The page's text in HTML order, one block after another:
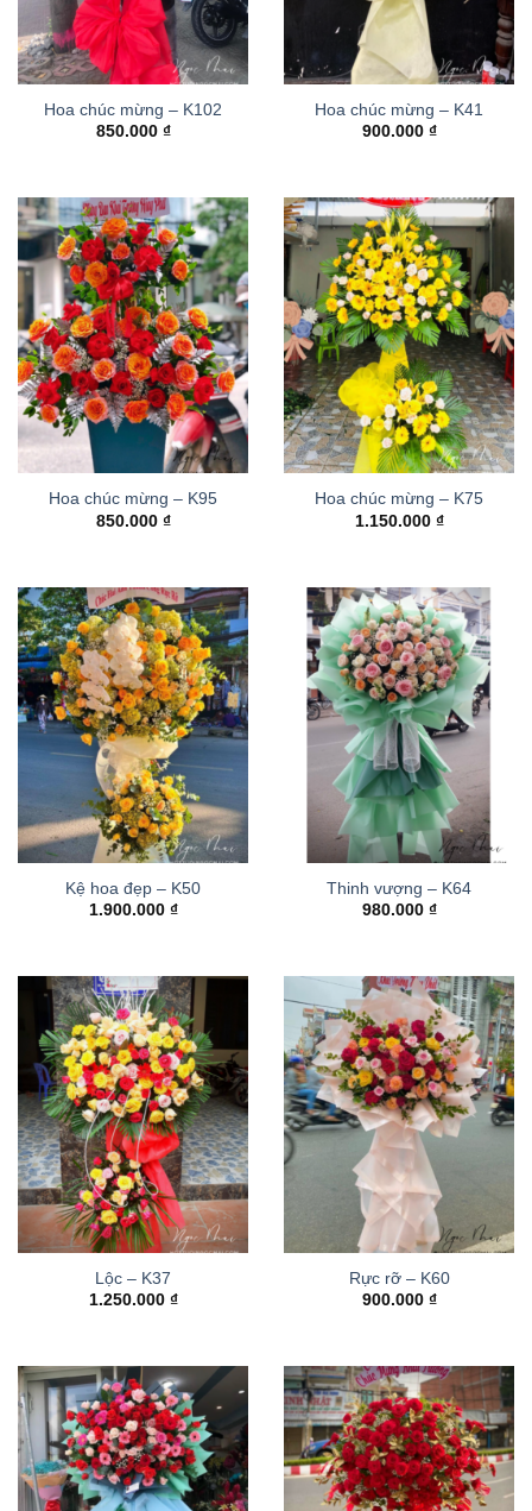
Hoa chúc mừng – K102
850.000 ₫
Hoa chúc mừng – K41
900.000 ₫
Hoa chúc mừng – K95
850.000 ₫
Hoa chúc mừng – K75
1.150.000 ₫
Kệ hoa đẹp – K50
1.900.000 ₫
Thinh vượng – K64
980.000 ₫
Lộc – K37
1.250.000 ₫
Rực rỡ – K60
900.000 ₫